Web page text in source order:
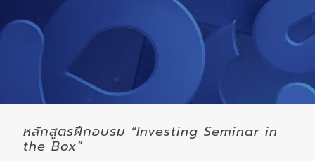
หลักสูตรฝึกอบรม “Investing Seminar in
the Box”